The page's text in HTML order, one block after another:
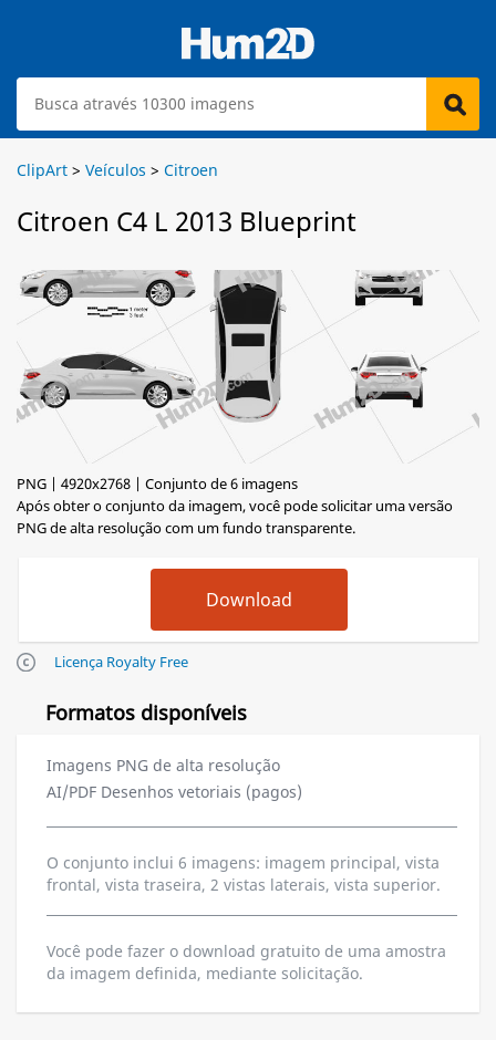
ClipArt > Veículos > Citroen
Citroen C4 L 2013 Blueprint
PNG | 4920x2768 | Conjunto de 6 imagens
Após obter o conjunto da imagem, você pode solicitar uma versão
PNG de alta resolução com um fundo transparente.
Licença Royalty Free
Formatos disponíveis
Imagens PNG de alta resolução
AI/PDF Desenhos vetoriais (pagos)
O conjunto inclui 6 imagens: imagem principal, vista
frontal, vista traseira, 2 vistas laterais, vista superior.
Você pode fazer o download gratuito de uma amostra
da imagem definida, mediante solicitação.